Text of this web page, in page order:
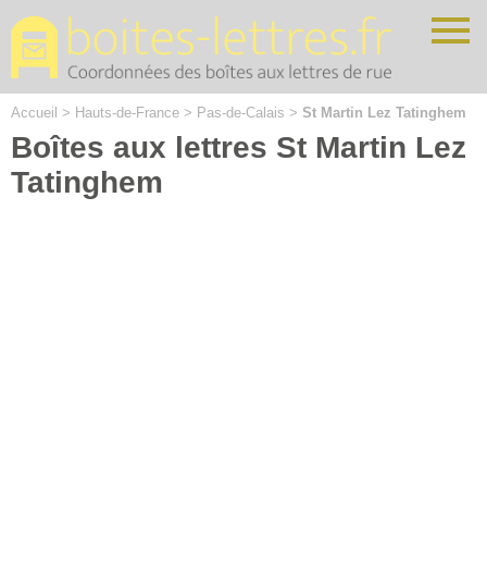
Accueil > Hauts-de-France > Pas-de-Calais > St Martin Lez Tatinghem
Boîtes aux lettres St Martin Lez
Tatinghem